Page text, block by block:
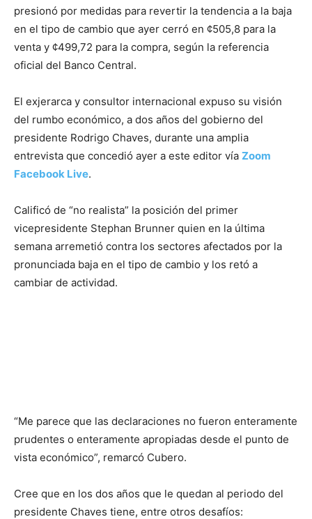
presionó por medidas para revertir la tendencia a la baja
en el tipo de cambio que ayer cerró en ¢505,8 para la
venta y ¢499,72 para la compra, según la referencia
oficial del Banco Central.
El exjerarca y consultor internacional expuso su visión
del rumbo económico, a dos años del gobierno del
presidente Rodrigo Chaves, durante una amplia
entrevista que concedió ayer a este editor vía Zoom
Facebook Live.
Calificó de “no realista” la posición del primer
vicepresidente Stephan Brunner quien en la última
semana arremetió contra los sectores afectados por la
pronunciada baja en el tipo de cambio y los retó a
cambiar de actividad.
“Me parece que las declaraciones no fueron enteramente
prudentes o enteramente apropiadas desde el punto de
vista económico”, remarcó Cubero.
Cree que en los dos años que le quedan al periodo del
presidente Chaves tiene, entre otros desafíos: